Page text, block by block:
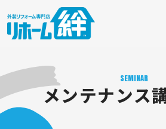
SEMINAR
メンテナンス